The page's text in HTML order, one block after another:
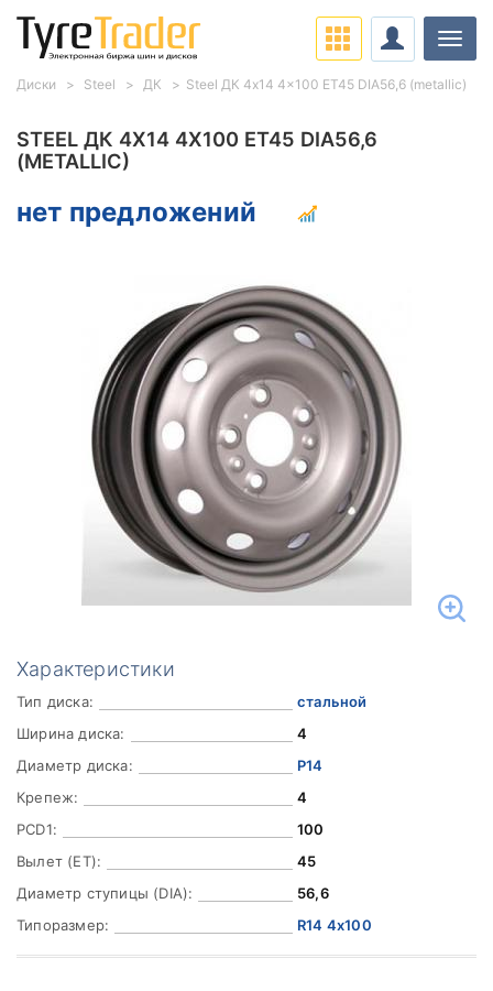
STEEL ДК 4X14 4X100 ET45 DIA56,6
(METALLIC)
нет предложений
Характеристики
Тип диска:
стальной
Ширина диска:
4
Диаметр диска:
Р14
Крепеж:
4
PCD1:
100
Вылет (ET):
45
Диаметр ступицы (DIA):
56,6
Типоразмер:
R14 4x100
Диски Steel ДК Steel ДК 4x14 4x100 ET45 DIA56,6 (metallic)